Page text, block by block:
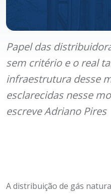
Papel das
sem critério e o real
infraestrutura desse
esclarecidas nesse
escreve Adriano Pires
A distribuição de gás